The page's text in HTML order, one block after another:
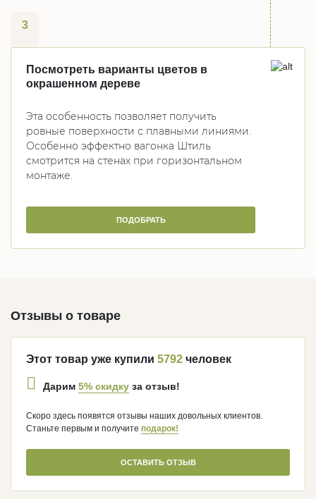
3
Посмотреть варианты цветов в
окрашенном дереве
Эта особенность позволяет получить
ровные поверхности с плавными линиями.
Особенно эффектно вагонка Штиль
смотрится на стенах при горизонтальном
монтаже.
ПОДОБРАТЬ
Отзывы о товаре
Этот товар уже купили 5792 человек
Дарим 5% скидку за отзыв!
Скоро здесь появятся отзывы наших довольных клиентов.
Станьте первым и получите подарок!
ОСТАВИТЬ ОТЗЫВ